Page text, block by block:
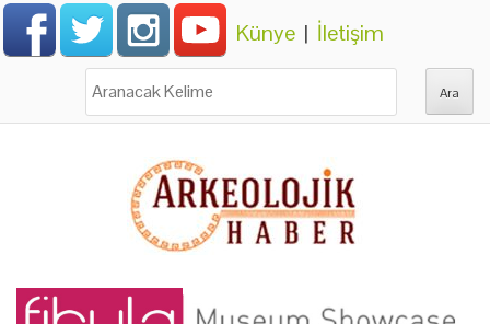
Künye | İletişim